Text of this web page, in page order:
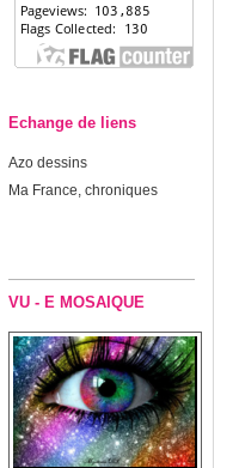
Echange de liens
Azo dessins
Ma France, chroniques
VU - E MOSAIQUE